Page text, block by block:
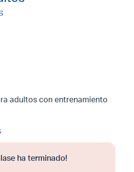
adultos con entrenamiento
ha terminado!